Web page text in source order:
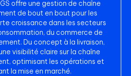
offre une gestion de chaîne
de bout en bout pour les
croissance dans les secteurs
du commerce de
Du concept à la livraison,
visibilité claire sur la chaîne
optimisant les opérations et
la mise en marché.